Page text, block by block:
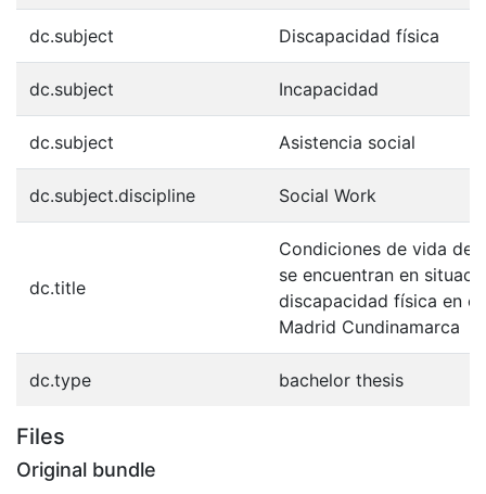
dc.subject Discapacidad física
dc.subject Incapacidad
dc.subject Asistencia social
dc.subject.discipline Social Work
dc.title
Condiciones de vida de
se encuentran en
discapacidad física en
Madrid Cundinamarca
dc.type bachelor thesis
Files
Original bundle